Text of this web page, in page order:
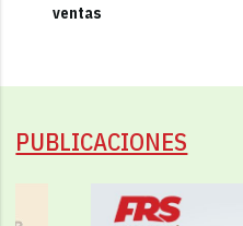
ventas
PUBLICACIONES